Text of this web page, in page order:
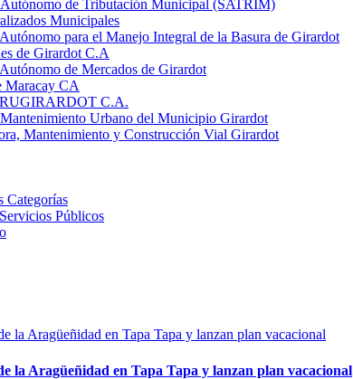
de Tributación Municipal (SATRIM)
Municipales
para el Manejo Integral de la Basura de Girardot
de Girardot C.A
de Mercados de Girardot
Maracay CA
C.A.
Urbano del Municipio Girardot
Mantenimiento y Construcción Vial Girardot
Categorías
Públicos
la Aragüeñidad en Tapa Tapa y lanzan plan vacacional